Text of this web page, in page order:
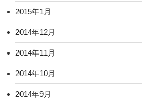
2015年1月
2014年12月
2014年11月
2014年10月
2014年9月